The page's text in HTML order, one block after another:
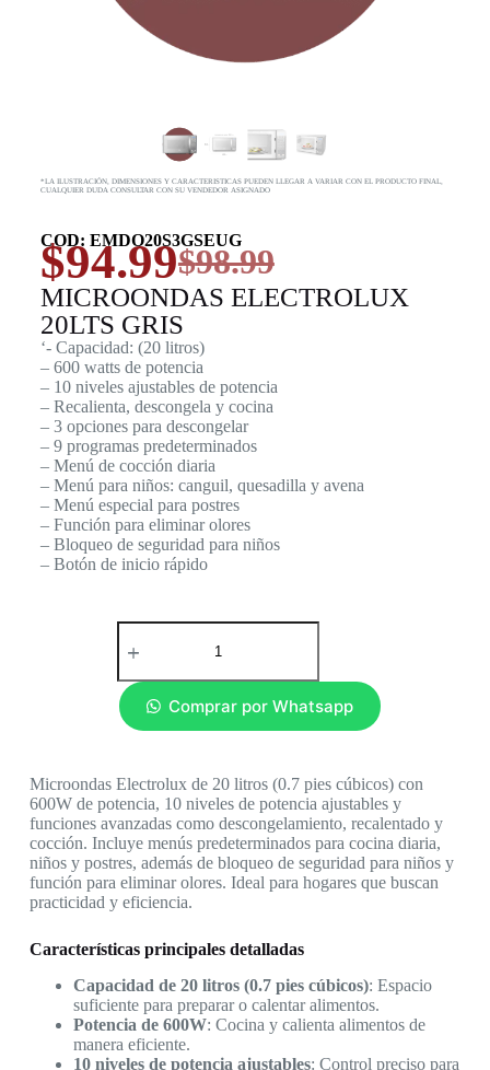
*LA ILUSTRACIÓN, DIMENSIONES Y CARACTERISTICAS PUEDEN LLEGAR A VARIAR CON EL PRODUCTO FINAL,
CUALQUIER DUDA CONSULTAR CON SU VENDEDOR ASIGNADO
COD: EMDO20S3GSEUG
$98.99
$94.99
MICROONDAS ELECTROLUX
20LTS GRIS
‘- Capacidad: (20 litros)
– 600 watts de potencia
– 10 niveles ajustables de potencia
– Recalienta, descongela y cocina
– 3 opciones para descongelar
– 9 programas predeterminados
– Menú de cocción diaria
– Menú para niños: canguil, quesadilla y avena
– Menú especial para postres
– Función para eliminar olores
– Bloqueo de seguridad para niños
– Botón de inicio rápido
Comprar por Whatsapp
Microondas Electrolux de 20 litros (0.7 pies cúbicos) con
600W de potencia, 10 niveles de potencia ajustables y
funciones avanzadas como descongelamiento, recalentado y
cocción. Incluye menús predeterminados para cocina diaria,
niños y postres, además de bloqueo de seguridad para niños y
función para eliminar olores. Ideal para hogares que buscan
practicidad y eficiencia.
Características principales detalladas
Capacidad de 20 litros (0.7 pies cúbicos): Espacio
suficiente para preparar o calentar alimentos.
Potencia de 600W: Cocina y calienta alimentos de
manera eficiente.
10 niveles de potencia ajustables: Control preciso para